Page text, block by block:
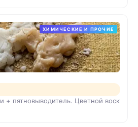
ХИМИЧЕСКИЕ И ПРОЧИЕ
+ пятновыводитель. Цветной воск